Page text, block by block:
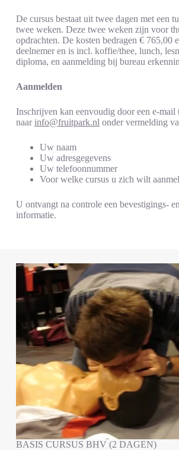
De cursus bestaat uit twee dagen met een
twee weken. Deze twee weken zijn voor
opdrachten. De kosten bedragen € 765,00
deelnemer en is incl. koffie/thee, lunch,
diploma, en aanmelding bij bureau
Aanmelden
Inschrijven kan eenvoudig door een e-mail
naarinfo@fruitpark.nl onder vermelding
Uw naam
Uw adresgegevens
Uw telefoonnummer
Voor welke cursus u zich wilt
U ontvangt na controle een bevestigings-
informatie.
BASIS CURSUS BHV (2 DAGEN)